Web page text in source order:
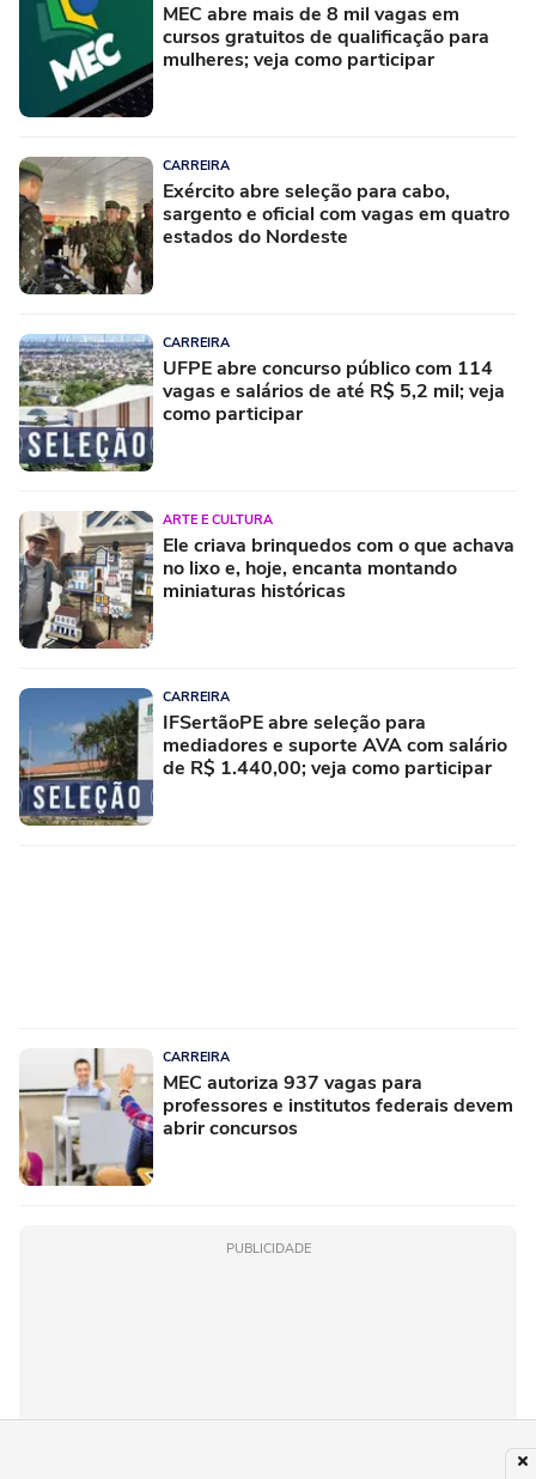
MEC abre mais de 8 mil vagas em
cursos gratuitos de qualificação para
mulheres; veja como participar
CARREIRA
Exército abre seleção para cabo,
sargento e oficial com vagas em quatro
estados do Nordeste
CARREIRA
UFPE abre concurso público com 114
vagas e salários de até R$ 5,2 mil; veja
como participar
ARTE E CULTURA
Ele criava brinquedos com o que achava
no lixo e, hoje, encanta montando
miniaturas históricas
CARREIRA
IFSertãoPE abre seleção para
mediadores e suporte AVA com salário
de R$ 1.440,00; veja como participar
CARREIRA
MEC autoriza 937 vagas para
professores e institutos federais devem
abrir concursos
PUBLICIDADE